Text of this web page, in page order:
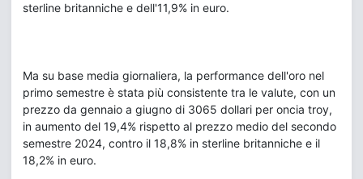
sterline britanniche e dell'11,9% in euro.
Ma su base media giornaliera, la performance dell'oro nel
primo semestre è stata più consistente tra le valute, con un
prezzo da gennaio a giugno di 3065 dollari per oncia troy,
in aumento del 19,4% rispetto al prezzo medio del secondo
semestre 2024, contro il 18,8% in sterline britanniche e il
18,2% in euro.